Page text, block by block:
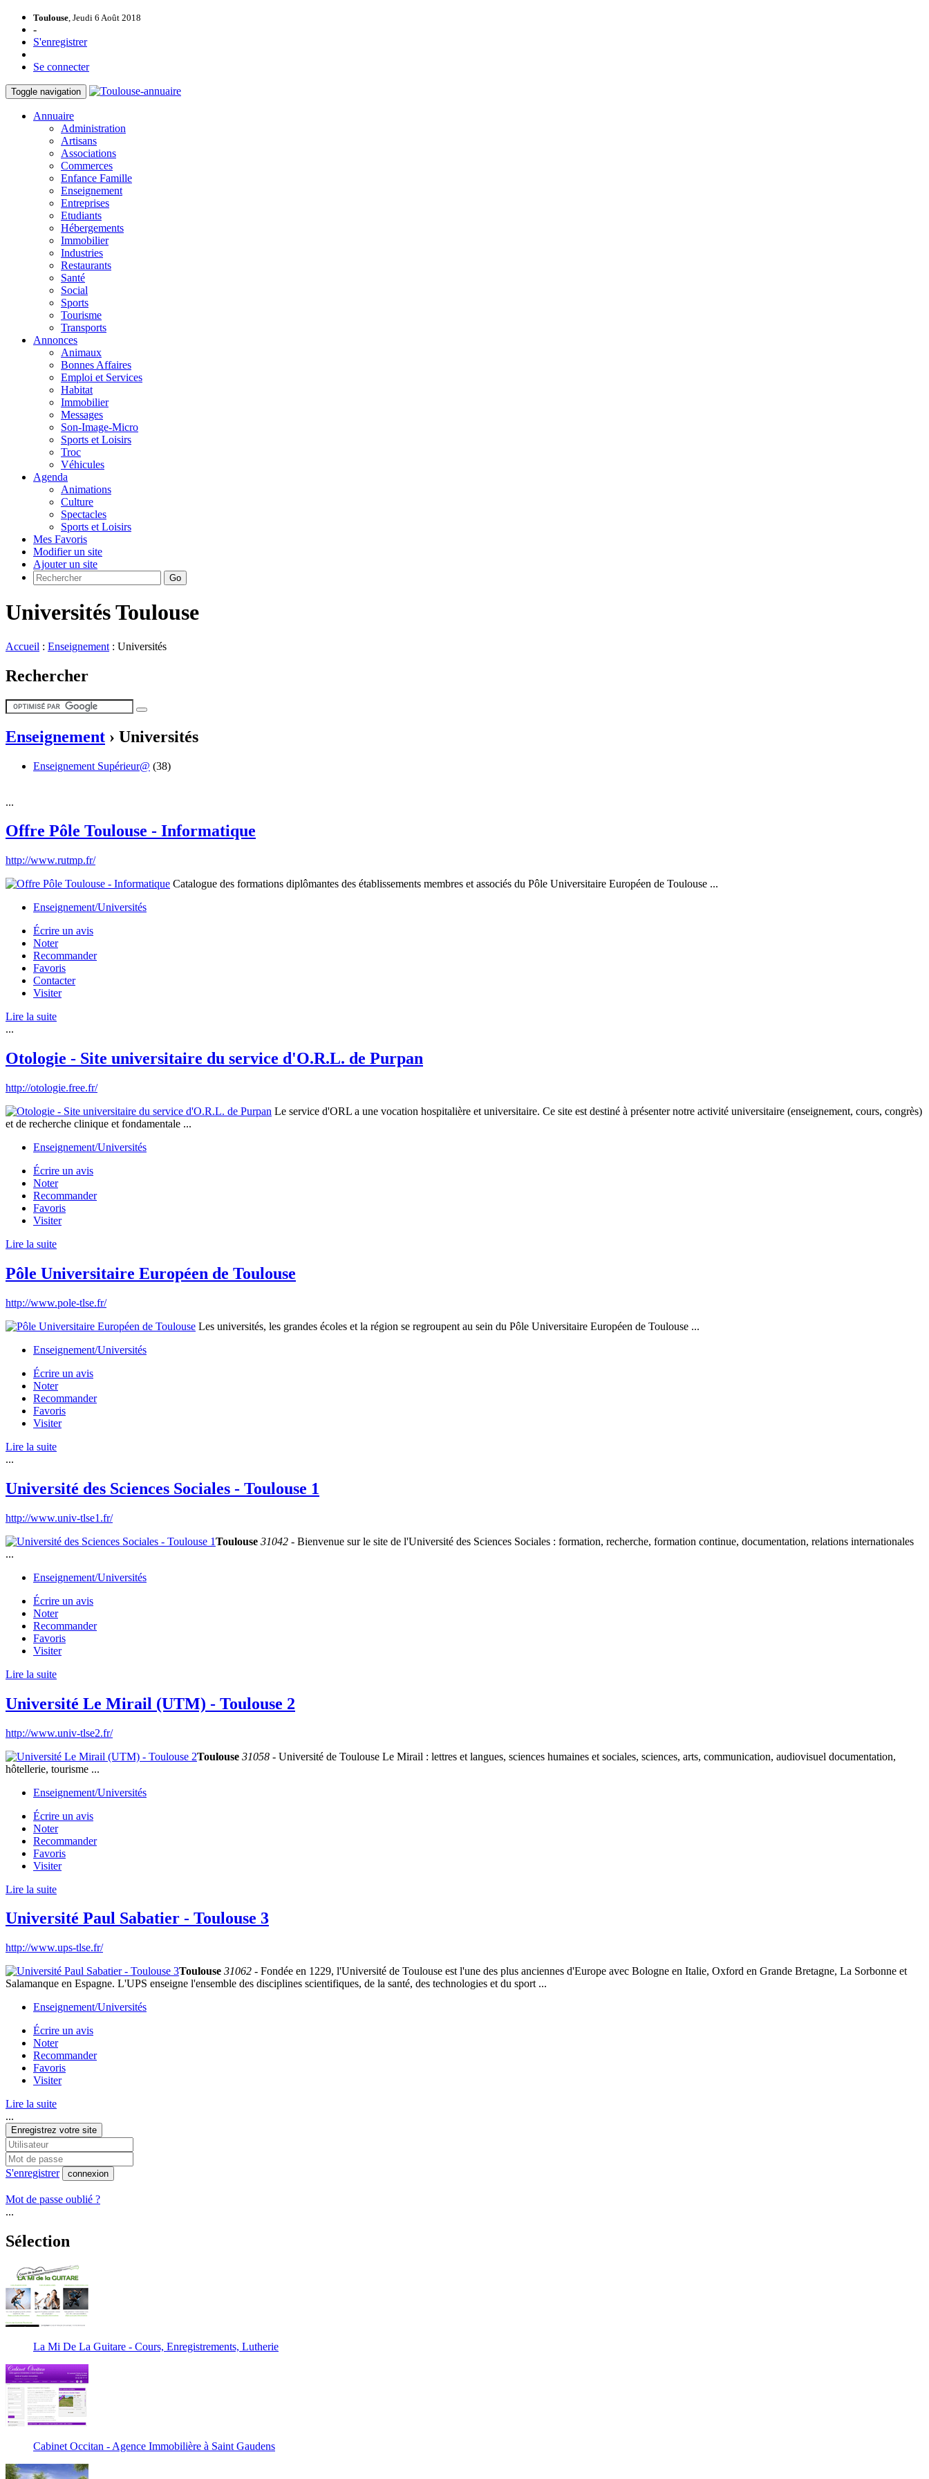
Toulouse, Jeudi 6 Août 2018
-
S'enregistrer
Se connecter
Toggle navigation
Annuaire
Administration
Artisans
Associations
Commerces
Enfance Famille
Enseignement
Entreprises
Etudiants
Hébergements
Immobilier
Industries
Restaurants
Santé
Social
Sports
Tourisme
Transports
Annonces
Animaux
Bonnes Affaires
Emploi et Services
Habitat
Immobilier
Messages
Son-Image-Micro
Sports et Loisirs
Troc
Véhicules
Agenda
Animations
Culture
Spectacles
Sports et Loisirs
Mes Favoris
Modifier un site
Ajouter un site
Go
Universités Toulouse
Accueil : Enseignement : Universités
Rechercher
Enseignement › Universités
Enseignement Supérieur@ (38)
...
Offre Pôle Toulouse - Informatique
http://www.rutmp.fr/
Catalogue des formations diplômantes des établissements membres et associés du Pôle Universitaire Européen de Toulouse ...
Enseignement/Universités
Écrire un avis
Noter
Recommander
Favoris
Contacter
Visiter
Lire la suite
...
Otologie - Site universitaire du service d'O.R.L. de Purpan
http://otologie.free.fr/
Le service d'ORL a une vocation hospitalière et universitaire. Ce site est destiné à présenter notre activité universitaire (enseignement, cours, congrès)
et de recherche clinique et fondamentale ...
Enseignement/Universités
Écrire un avis
Noter
Recommander
Favoris
Visiter
Lire la suite
Pôle Universitaire Européen de Toulouse
http://www.pole-tlse.fr/
Les universités, les grandes écoles et la région se regroupent au sein du Pôle Universitaire Européen de Toulouse ...
Enseignement/Universités
Écrire un avis
Noter
Recommander
Favoris
Visiter
Lire la suite
...
Université des Sciences Sociales - Toulouse 1
http://www.univ-tlse1.fr/
Toulouse 31042 - Bienvenue sur le site de l'Université des Sciences Sociales : formation, recherche, formation continue, documentation, relations internationales
...
Enseignement/Universités
Écrire un avis
Noter
Recommander
Favoris
Visiter
Lire la suite
Université Le Mirail (UTM) - Toulouse 2
http://www.univ-tlse2.fr/
Toulouse 31058 - Université de Toulouse Le Mirail : lettres et langues, sciences humaines et sociales, sciences, arts, communication, audiovisuel documentation,
hôtellerie, tourisme ...
Enseignement/Universités
Écrire un avis
Noter
Recommander
Favoris
Visiter
Lire la suite
Université Paul Sabatier - Toulouse 3
http://www.ups-tlse.fr/
Toulouse 31062 - Fondée en 1229, l'Université de Toulouse est l'une des plus anciennes d'Europe avec Bologne en Italie, Oxford en Grande Bretagne, La Sorbonne et
Salamanque en Espagne. L'UPS enseigne l'ensemble des disciplines scientifiques, de la santé, des technologies et du sport ...
Enseignement/Universités
Écrire un avis
Noter
Recommander
Favoris
Visiter
Lire la suite
...
Enregistrez votre site
S'enregistrer connexion
Mot de passe oublié ?
...
Sélection
La Mi De La Guitare - Cours, Enregistrements, Lutherie
Cabinet Occitan - Agence Immobilière à Saint Gaudens